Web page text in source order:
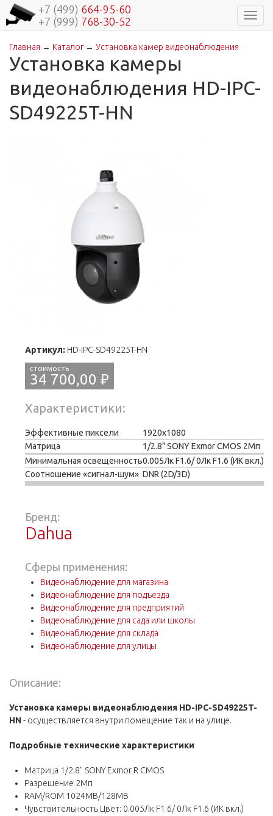
+7 (499) 664-95-60
+7 (999) 768-30-52
Вы здесь
Главная → Каталог→ Установка камер видеонаблюдения
Установка камеры
видеонаблюдения HD-IPC-
SD49225T-HN
Артикул: HD-IPC-SD49225T-HN
34 700,00 ₽
Характеристики
Эффективные пиксели
1920x1080
Матрица
1/2.8" SONY Exmor CMOS 2Мп
Минимальная освещенность0.005Лк F1.6/ 0Лк F1.6 (ИК вкл.)
Соотношение «сигнал-шум» DNR (2D/3D)
Бренд:
Dahua
Сферы применения:
Видеонаблюдение для магазина
Видеонаблюдение для подъезда
Видеонаблюдение для предприятий
Видеонаблюдение для сада или школы
Видеонаблюдение для склада
Видеонаблюдение для улицы
Описание:
Установка камеры видеонаблюдения HD-IPC-SD49225T-
HN- осуществляется внутри помещение так и на улице.
Подробные технические характеристики
Матрица 1/2.8" SONY Exmor R CMOS
Разрешение 2Мп
RAM/ROM 1024MB/128MB
Чувствительность Цвет: 0.005Лк F1.6/ 0Лк F1.6 (ИК вкл.)